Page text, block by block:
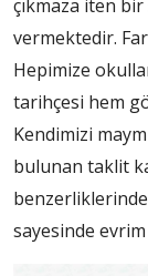
çıkmaza iten
vermektedir.
Hepimize
tarihçesi hem
Kendimizi
bulunan taklit
sayesinde